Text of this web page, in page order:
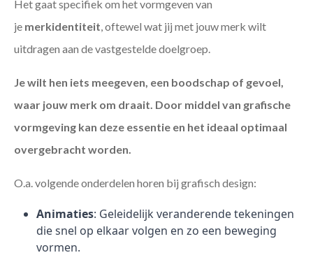
Het gaat specifiek om het vormgeven van
je merkidentiteit , oftewel wat jij met jouw merk wilt
uitdragen aan de vastgestelde doelgroep.
Je wilt hen iets meegeven, een boodschap of gevoel,
waar jouw merk om draait. Door middel van grafische
vormgeving kan deze essentie en het ideaal optimaal
overgebracht worden.
O.a. volgende onderdelen horen bij grafisch design:
Animaties: Geleidelijk veranderende tekeningen
die snel op elkaar volgen en zo een beweging
vormen.